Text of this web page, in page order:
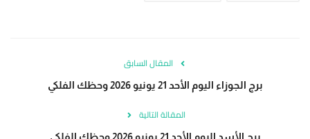
المقال السابق
برج الجوزاء اليوم الأحد 21 يونيو 2026 وحظك الفلكي
المقالة التالية
برج الأسد اليوم الأحد 21 يونيو 2026 وحظك الفلكي